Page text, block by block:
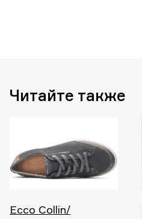
Читайте также
Ecco Collin/